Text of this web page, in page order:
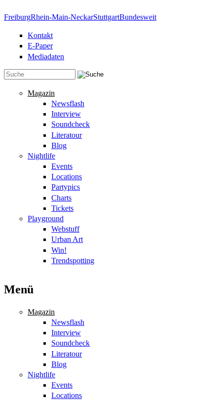
FreiburgRhein-Main-NeckarStuttgartBundesweit
Kontakt
E-Paper
Mediadaten
Magazin
Newsflash
Interview
Soundcheck
Literatour
Blog
Nightlife
Events
Locations
Partypics
Charts
Tickets
Playground
Webstuff
Urban Art
Win!
Trendspotting
Menü
Magazin
Newsflash
Interview
Soundcheck
Literatour
Blog
Nightlife
Events
Locations